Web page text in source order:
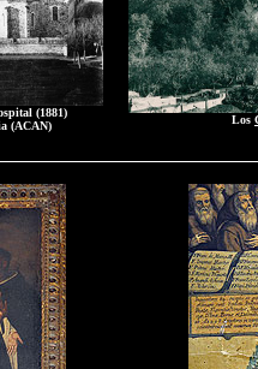
(1881)
(ACAN)
Los